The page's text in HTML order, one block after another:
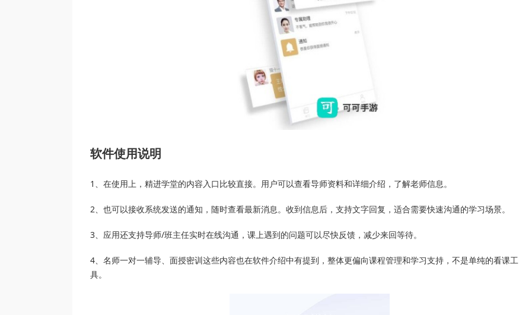
软件使用说明
1、在使用上，精进学堂的内容入口比较直接。用户可以查看导师资料和详细介绍，了解老师信息。
2、也可以接收系统发送的通知，随时查看最新消息。收到信息后，支持文字回复，适合需要快速沟通的学习场景。
3、应用还支持导师/班主任实时在线沟通，课上遇到的问题可以尽快反馈，减少来回等待。
4、名师一对一辅导、面授密训这些内容也在软件介绍中有提到，整体更偏向课程管理和学习支持，不是单纯的看课工
具。